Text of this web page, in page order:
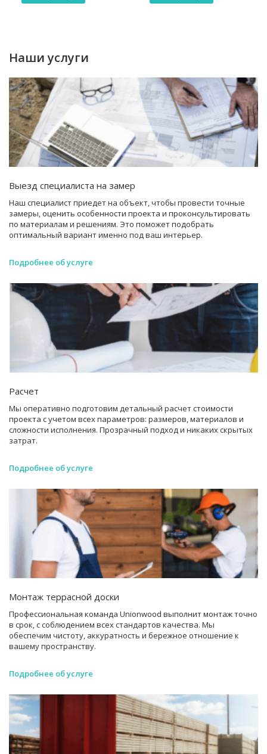
Наши услуги
Выезд специалиста на замер
Наш специалист приедет на объект, чтобы провести точные
замеры, оценить особенности проекта и проконсультировать
по материалам и решениям. Это поможет подобрать
оптимальный вариант именно под ваш интерьер.
Подробнее об услуге
Расчет
Мы оперативно подготовим детальный расчет стоимости
проекта с учетом всех параметров: размеров, материалов и
сложности исполнения. Прозрачный подход и никаких скрытых
затрат.
Подробнее об услуге
Монтаж террасной доски
Профессиональная команда Unionwood выполнит монтаж точно
в срок, с соблюдением всех стандартов качества. Мы
обеспечим чистоту, аккуратность и бережное отношение к
вашему пространству.
Подробнее об услуге